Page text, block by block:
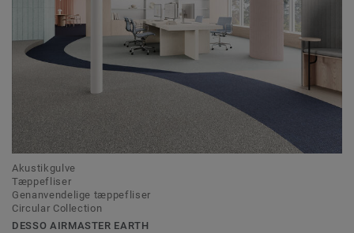
Akustikgulve
Tæppefliser
Genanvendelige tæppefliser
Circular Collection
DESSO AIRMASTER EARTH